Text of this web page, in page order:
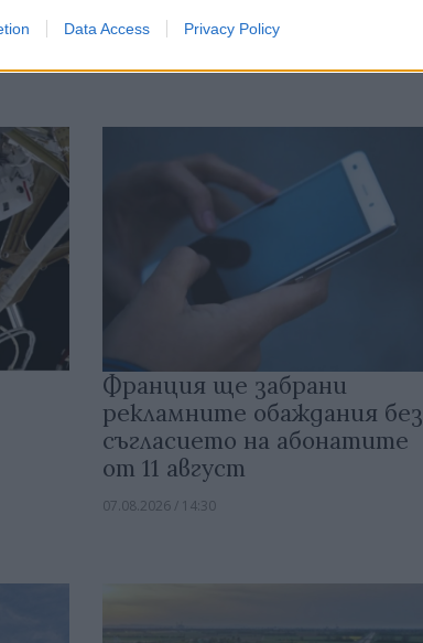
Data Access Privacy Policy
Франция ще забрани
рекламните обаждания без
съгласието на абонатите
от 11 август
07.08.2026 / 14:30